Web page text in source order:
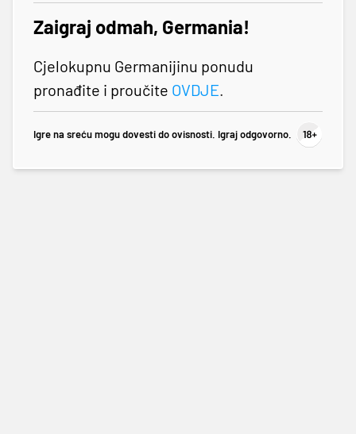
Zaigraj odmah, Germania!
Cjelokupnu Germanijinu ponudu
pronađite i proučite OVDJE.
Igre na sreću mogu dovesti do ovisnosti. Igraj odgovorno.